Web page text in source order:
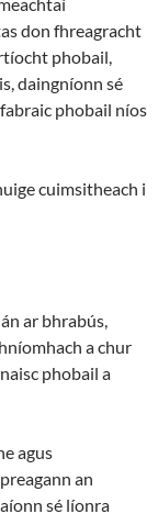
don fhreagracht
phobail,
daingníonn sé
phobail níos
cuimsitheach i
ar bhrabús,
a chur
phobail a
agus
an
sé líonra